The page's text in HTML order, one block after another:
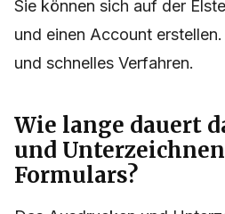
Sie können sich auf der
und einen Account
und schnelles Verfahren.
Wie lange dauert
und
Formulars?